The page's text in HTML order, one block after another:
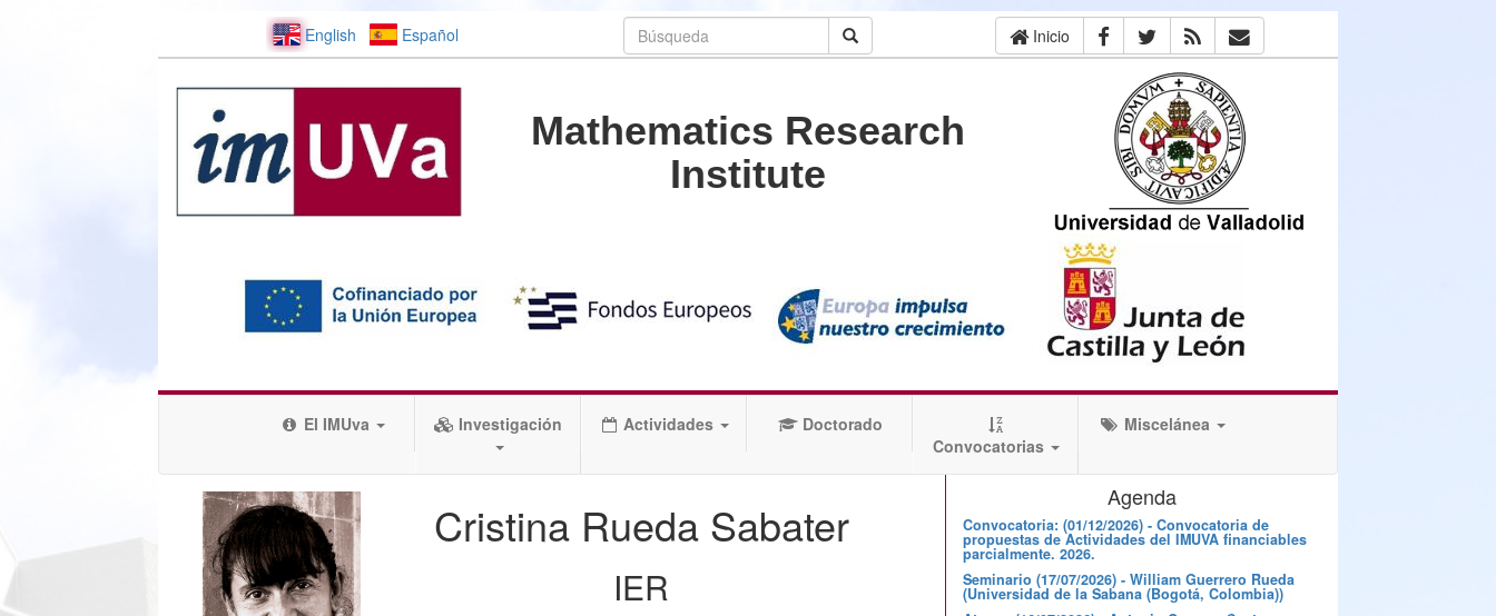
English Español Inicio
Mathematics Research
Institute
El IMUva Investigación Actividades
Doctorado
Convocatorias
Miscelánea
Cristina Rueda Sabater
IER
Agenda
Convocatoria: (01/12/2026) - Convocatoria de
propuestas de Actividades del IMUVA financiables
parcialmente. 2026.
Seminario (17/07/2026) - William Guerrero Rueda
(Universidad de la Sabana (Bogotá, Colombia))